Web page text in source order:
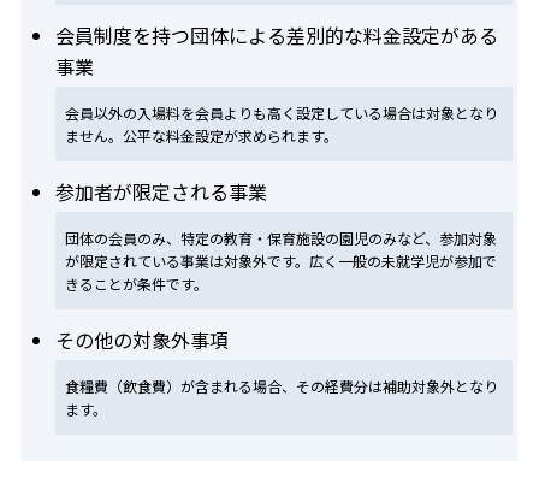
会員制度を持つ団体による差別的な料金設定がある
事業
会員以外の入場料を会員よりも高く設定している場合は対象となり
ません。公平な料金設定が求められます。
参加者が限定される事業
団体の会員のみ、特定の教育・保育施設の園児のみなど、参加対象
が限定されている事業は対象外です。広く一般の未就学児が参加で
きることが条件です。
その他の対象外事項
食糧費（飲食費）が含まれる場合、その経費分は補助対象外となり
ます。